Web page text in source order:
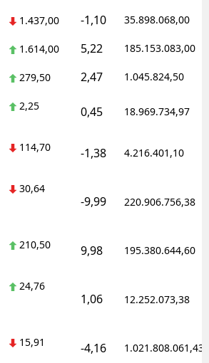
1.437,00 -1,10 35.898.068,00
1.614,00 5,22 185.153.083,00
279,50 2,47 1.045.824,50
2,25 0,45 18.969.734,97
114,70 -1,38 4.216.401,10
30,64
-9,99 220.906.756,38
210,50 9,98 195.380.644,60
24,76
1,06 12.252.073,38
15,91 -4,16 1.021.808.061,43